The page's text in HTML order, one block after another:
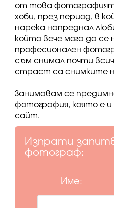
от това
хоби, през период, в
нарека напреднал
който вече мога да се
професионален
съм снимал почти
страст са снимките
Занимавам се
фотография, която е
сайт.
Изпрати
фотограф:
Име: